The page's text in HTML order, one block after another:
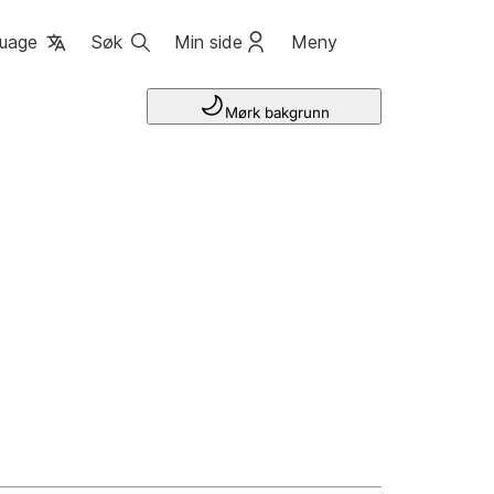
Søk Min side Meny
Mørk bakgrunn